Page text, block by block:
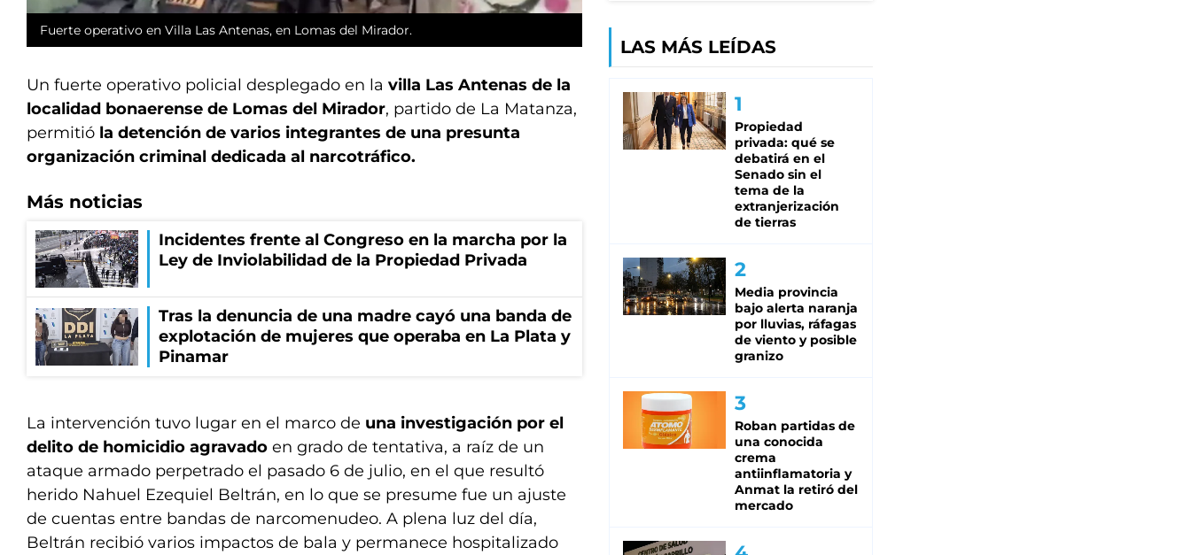
Fuerte operativo en Villa Las Antenas, en Lomas del Mirador.
Un fuerte operativo policial desplegado en la villa Las Antenas de la
localidad bonaerense de Lomas del Mirador, partido de La Matanza,
permitió la detención de varios integrantes de una presunta
organización criminal dedicada al narcotráfico.
Más noticias
Incidentes frente al Congreso en la marcha por la
Ley de Inviolabilidad de la Propiedad Privada
Tras la denuncia de una madre cayó una banda de
explotación de mujeres que operaba en La Plata y
Pinamar
La intervención tuvo lugar en el marco de una investigación por el
delito de homicidio agravado en grado de tentativa, a raíz de un
ataque armado perpetrado el pasado 6 de julio, en el que resultó
herido Nahuel Ezequiel Beltrán, en lo que se presume fue un ajuste
de cuentas entre bandas de narcomenudeo. A plena luz del día,
Beltrán recibió varios impactos de bala y permanece hospitalizado
LAS MÁS LEÍDAS
Propiedad
privada: qué se
debatirá en el
Senado sin el
tema de la
extranjerización
de tierras
Media provincia
bajo alerta naranja
por lluvias, ráfagas
de viento y posible
granizo
Roban partidas de
una conocida
crema
antiinflamatoria y
Anmat la retiró del
mercado